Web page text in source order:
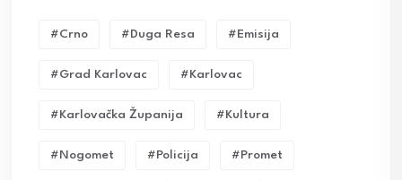
#crno #duga Resa #emisija
#grad Karlovac #karlovac
#karlovačka Županija #kultura
#nogomet #policija #promet